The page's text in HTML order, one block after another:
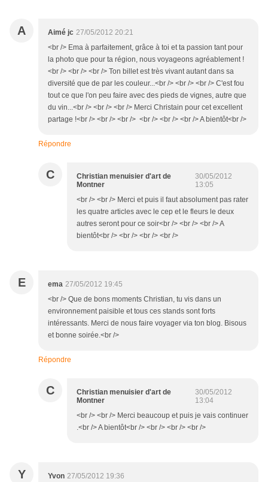
A Aimé jc 27/05/2012 20:21
<br /> Ema à parfaitement, grâce à toi et ta passion tant pour
la photo que pour ta région, nous voyageons agréablement !
<br /> <br /> <br /> Ton billet est très vivant autant dans sa
diversité que de par les couleur...<br /> <br /> <br /> C'est fou
tout ce que l'on peu faire avec des pieds de vignes, autre que
du vin...<br /> <br /> <br /> Merci Christain pour cet excellent
partage !<br /> <br /> <br /> <br /> <br /> <br /> A bientôt<br />
Répondre
C
Christian menuisier d'art de
Montner
30/05/2012
13:05
<br /> <br /> Merci et puis il faut absolument pas rater
les quatre articles avec le cep et le fleurs le deux
autres seront pour ce soir<br /> <br /> <br /> A
bientôt<br /> <br /> <br /> <br />
E ema 27/05/2012 19:45
<br /> Que de bons moments Christian, tu vis dans un
environnement paisible et tous ces stands sont forts
intéressants. Merci de nous faire voyager via ton blog. Bisous
et bonne soirée.<br />
Répondre
C
Christian menuisier d'art de
Montner
30/05/2012
13:04
<br /> <br /> Merci beaucoup et puis je vais continuer
.<br /> A bientôt<br /> <br /> <br /> <br />
Y Yvon 27/05/2012 19:36